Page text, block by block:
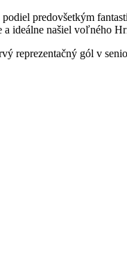
predovšetkým
ideálne našiel voľného
reprezentačný gól v